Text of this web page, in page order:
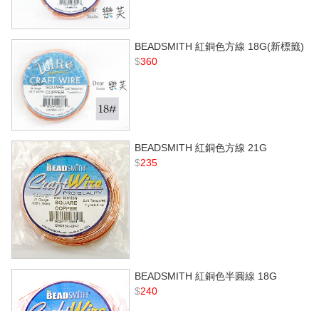
BEADSMITH 紅銅色方線 18G(新標籤)
$360
BEADSMITH 紅銅色方線 21G
$235
BEADSMITH 紅銅色半圓線 18G
$240